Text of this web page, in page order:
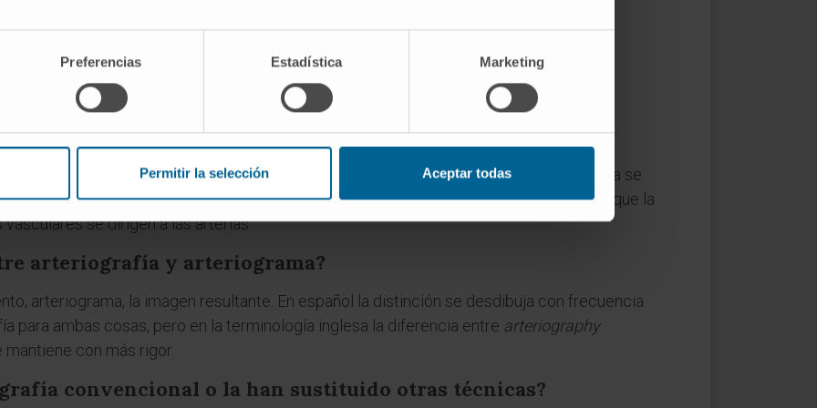
Preferencias Estadística Marketing
Permitir la selección Aceptar todas
arteriografía?
(artēría), que los griegos usaban para referirse a los conductos que partían del
o «describir». Literalmente, arteriografía es el registro visual de una arteria.
que angiografía?
el estudio de cualquier vaso (arterias, venas, linfáticos), mientras que la arteriografía se
sin embargo, ambos términos se emplean a menudo de forma intercambiable porque la
se dirigen a las arterias.
arteriografía y arteriograma?
arteriograma, la imagen resultante. En español la distinción se desdibuja con frecuencia
para ambas cosas, pero en la terminología inglesa la diferencia entre arteriography
mantiene con más rigor.
convencional o la han sustituido otras técnicas?